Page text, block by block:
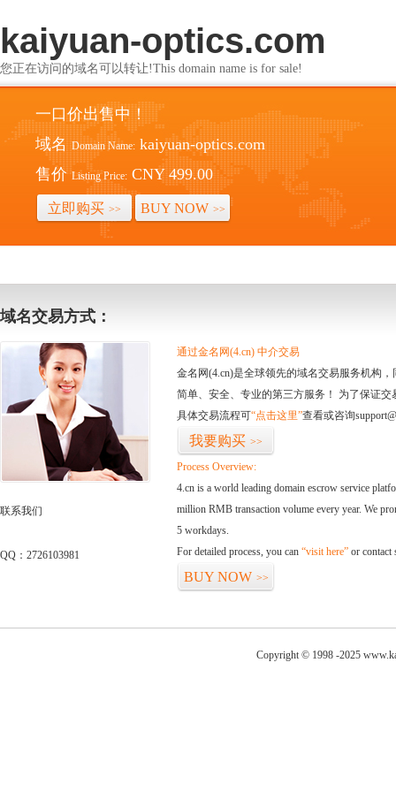
kaiyuan-optics.com
您正在访问的域名可以转让!This domain name is for sale!
一口价出售中！
域名 Domain Name: kaiyuan-optics.com
售价 Listing Price: CNY 499.00
立即购买 >> BUY NOW >>
域名交易方式：
联系我们
QQ：2726103981
通过金名网(4.cn) 中介交易
金名网(4.cn)是全球领先的域名交易服务机构
简单、安全、专业的第三方服务！ 为了保证
具体交易流程可“点击这里”查看或咨询
我要购买 >>
Process Overview:
4.cn is a world leading domain escrow service
million RMB transaction volume every year. We
5 workdays.
For detailed process, you can “visit here” or contact
BUY NOW >>
Copyright © 1998 -2025